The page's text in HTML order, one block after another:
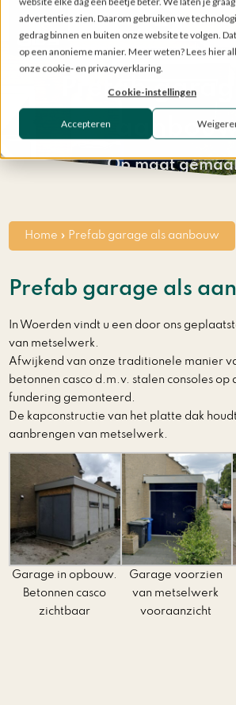
advertenties zien. Daarom gebruiken we
gedrag binnen en buiten onze website te volgen.
op een anonieme manier. Meer weten? Lees hier
onze cookie- en privacyverklaring.
Cookie-instellingen
Accepteren
Prefab
Op maat
Home » Prefab garage als aanbouw
Prefab garage als
In Woerden vindt u een door ons
van metselwerk.
Afwijkend van onze traditionele manier
betonnen casco d.m.v. stalen consoles op
fundering gemonteerd.
De kapconstructie van het platte dak
aanbrengen van metselwerk.
Garage in opbouw.
Betonnen casco
zichtbaar
Garage voorzien
van metselwerk
vooraanzicht